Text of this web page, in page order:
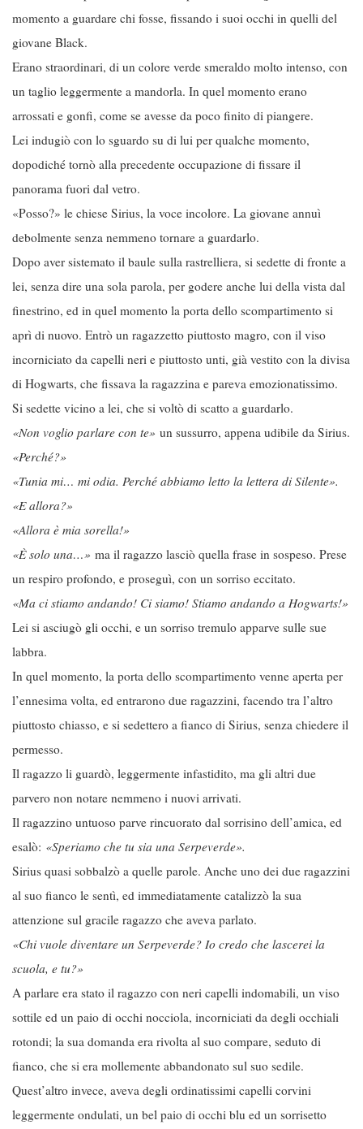
momento a guardare chi fosse, fissando i suoi occhi in quelli del
giovane Black.
Erano straordinari, di un colore verde smeraldo molto intenso, con
un taglio leggermente a mandorla. In quel momento erano
arrossati e gonfi, come se avesse da poco finito di piangere.
Lei indugiò con lo sguardo su di lui per qualche momento,
dopodiché tornò alla precedente occupazione di fissare il
panorama fuori dal vetro.
«Posso?» le chiese Sirius, la voce incolore. La giovane annuì
debolmente senza nemmeno tornare a guardarlo.
Dopo aver sistemato il baule sulla rastrelliera, si sedette di fronte a
lei, senza dire una sola parola, per godere anche lui della vista dal
finestrino, ed in quel momento la porta dello scompartimento si
aprì di nuovo. Entrò un ragazzetto piuttosto magro, con il viso
incorniciato da capelli neri e piuttosto unti, già vestito con la divisa
di Hogwarts, che fissava la ragazzina e pareva emozionatissimo.
Si sedette vicino a lei, che si voltò di scatto a guardarlo.
«Non voglio parlare con te» un sussurro, appena udibile da Sirius.
«Perché?»
«Tunia mi… mi odia. Perché abbiamo letto la lettera di Silente».
«E allora?»
«Allora è mia sorella!»
«È solo una…» ma il ragazzo lasciò quella frase in sospeso. Prese
un respiro profondo, e proseguì, con un sorriso eccitato.
«Ma ci stiamo andando! Ci siamo! Stiamo andando a Hogwarts!»
Lei si asciugò gli occhi, e un sorriso tremulo apparve sulle sue
labbra.
In quel momento, la porta dello scompartimento venne aperta per
l’ennesima volta, ed entrarono due ragazzini, facendo tra l’altro
piuttosto chiasso, e si sedettero a fianco di Sirius, senza chiedere il
permesso.
Il ragazzo li guardò, leggermente infastidito, ma gli altri due
parvero non notare nemmeno i nuovi arrivati.
Il ragazzino untuoso parve rincuorato dal sorrisino dell’amica, ed
esalò: «Speriamo che tu sia una Serpeverde».
Sirius quasi sobbalzò a quelle parole. Anche uno dei due ragazzini
al suo fianco le sentì, ed immediatamente catalizzò la sua
attenzione sul gracile ragazzo che aveva parlato.
«Chi vuole diventare un Serpeverde? Io credo che lascerei la
scuola, e tu?»
A parlare era stato il ragazzo con neri capelli indomabili, un viso
sottile ed un paio di occhi nocciola, incorniciati da degli occhiali
rotondi; la sua domanda era rivolta al suo compare, seduto di
fianco, che si era mollemente abbandonato sul suo sedile.
Quest’altro invece, aveva degli ordinatissimi capelli corvini
leggermente ondulati, un bel paio di occhi blu ed un sorrisetto